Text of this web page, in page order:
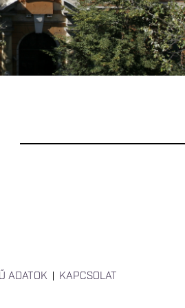
ADATOK KAPCSOLAT